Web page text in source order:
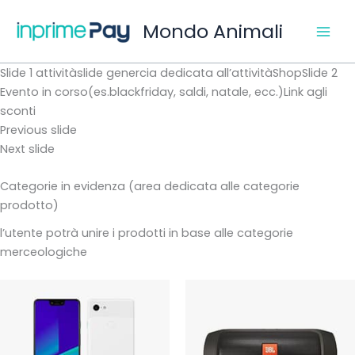
Mondo Animali
Slide 1 attivitàslide genercia dedicata all’attivitàShopSlide 2
Evento in corso(es.blackfriday, saldi, natale, ecc.)Link agli
sconti
Previous slide
Next slide
Categorie in evidenza (area dedicata alle categorie
prodotto)
l’utente potrà unire i prodotti in base alle categorie
merceologiche